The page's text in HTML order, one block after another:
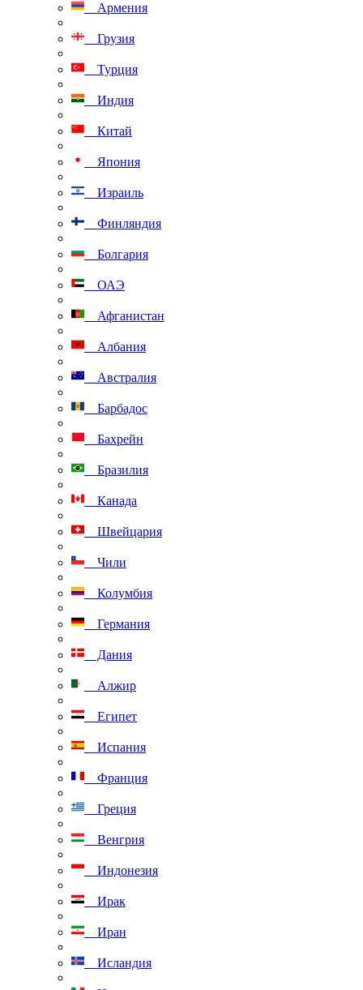
Армения
Грузия
Турция
Индия
Китай
Япония
Израиль
Финляндия
Болгария
ОАЭ
Афганистан
Албания
Австралия
Барбадос
Бахрейн
Бразилия
Канада
Швейцария
Чили
Колумбия
Германия
Дания
Алжир
Египет
Испания
Франция
Греция
Венгрия
Индонезия
Ирак
Иран
Исландия